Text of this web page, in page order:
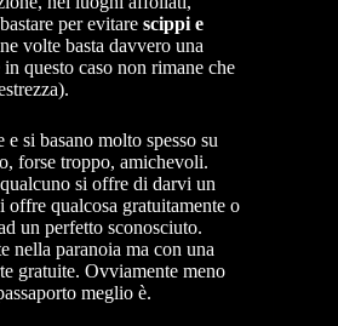
per evitare scippi e
volte basta davvero una
questo caso non rimane che
e si basano molto spesso su
forse troppo, amichevoli.
si offre di darvi un
offre qualcosa gratuitamente o
un perfetto sconosciuto.
nella paranoia ma con una
gratuite. Ovviamente meno
meglio è.